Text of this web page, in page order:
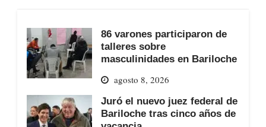
86 varones participaron de
talleres sobre
masculinidades en Bariloche
agosto 8, 2026
Juró el nuevo juez federal de
Bariloche tras cinco años de